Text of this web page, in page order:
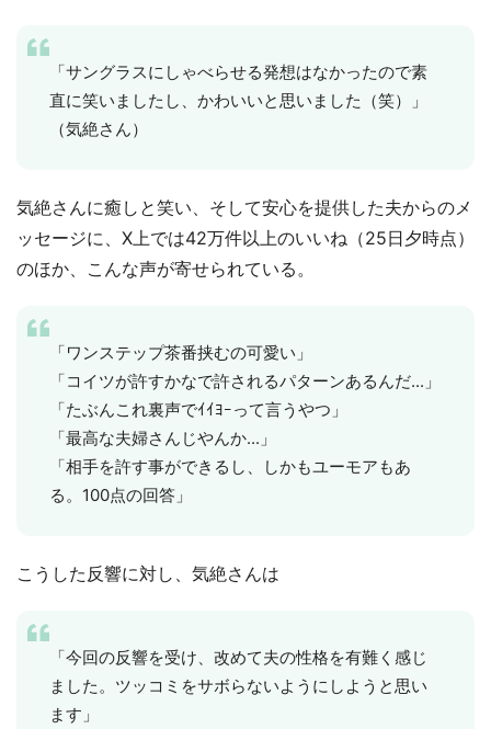
「サングラスにしゃべらせる発想はなかったので素
直に笑いましたし、かわいいと思いました（笑）」
（気絶さん）
気絶さんに癒しと笑い、そして安心を提供した夫からのメ
ッセージに、X上では42万件以上のいいね（25日夕時点）
のほか、こんな声が寄せられている。
「ワンステップ茶番挟むの可愛い」
「コイツが許すかなで許されるパターンあるんだ...」
「たぶんこれ裏声でｲｲﾖｰって言うやつ」
「最高な夫婦さんじやんか...」
「相手を許す事ができるし、しかもユーモアもあ
る。100点の回答」
こうした反響に対し、気絶さんは
「今回の反響を受け、改めて夫の性格を有難く感じ
ました。ツッコミをサボらないようにしようと思い
ます」